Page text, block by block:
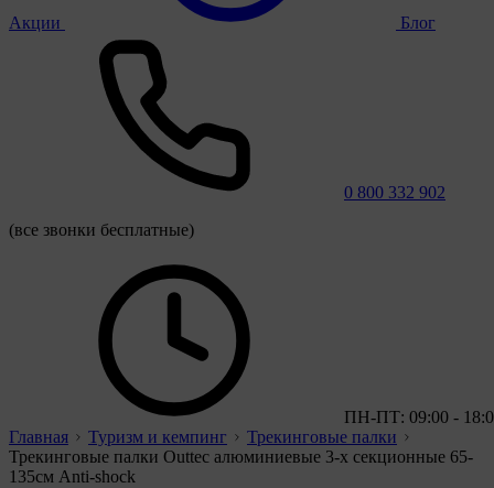
Акции Блог
0 800 332 902
(все звонки бесплатные)
ПН-ПТ: 09:00 -
Главная
Туризм и кемпинг
Трекинговые палки
Трекинговые палки Outtec алюминиевые 3-х секционные 65-
135см Anti-shock